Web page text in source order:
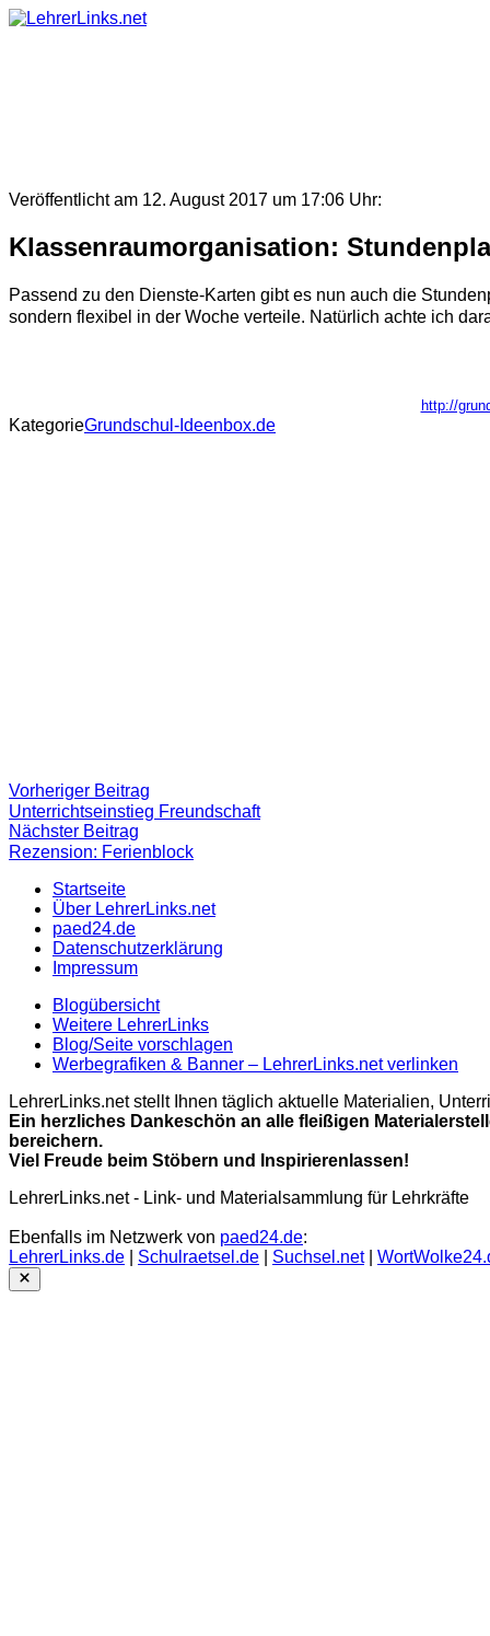
Skip
Veröffentlicht am 12. August 2017 um 17:06 Uhr:
Klassenraumorganisation:
Passend zu den Dienste-Karten gibt es nun auch die
sondern flexibel in der Woche verteile. Natürlich achte ich
http://
KategorieGrundschul-Ideenbox.de
Beitragsnavigation
Vorheriger Beitrag
Beitrag:
Unterrichtseinstieg Freundschaft
Nächster Beitrag
Beitrag
Rezension: Ferienblock
Startseite
Über LehrerLinks.net
paed24.de
Datenschutzerklärung
Impressum
Blogübersicht
Weitere LehrerLinks
Blog/Seite vorschlagen
Werbegrafiken & Banner – LehrerLinks.net verlinken
LehrerLinks.net stellt Ihnen täglich aktuelle Materialien,
Ein herzliches Dankeschön an alle fleißigen
bereichern.
Viel Freude beim Stöbern und Inspirierenlassen!
LehrerLinks.net - Link- und Materialsammlung für Lehrkräfte
Ebenfalls im Netzwerk von paed24.de:
LehrerLinks.de
Schulraetsel.de Suchsel.net|
Close